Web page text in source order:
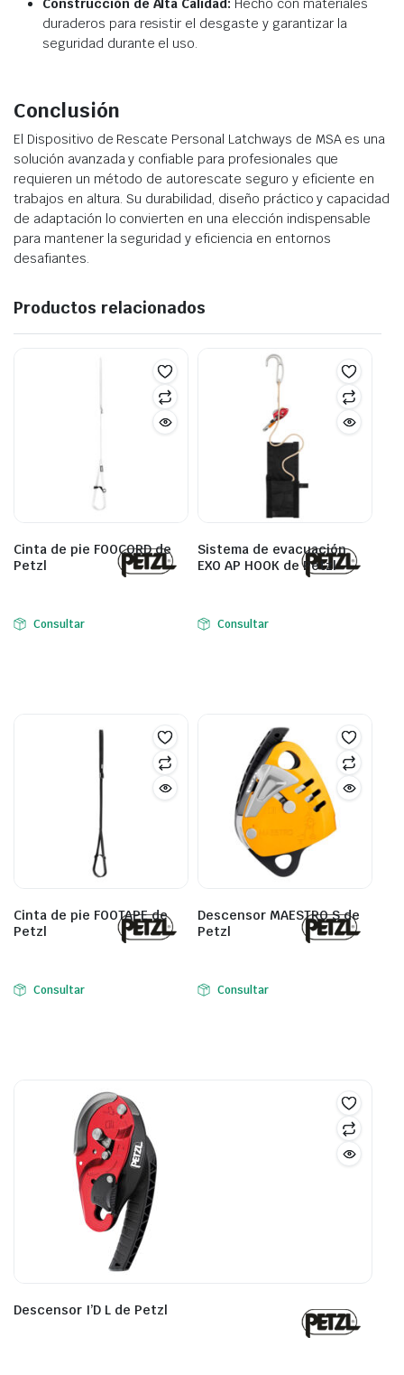
Construcción de Alta Calidad: Hecho con materiales
duraderos para resistir el desgaste y garantizar la
seguridad durante el uso.
Conclusión
El Dispositivo de Rescate Personal Latchways de MSA es una
solución avanzada y confiable para profesionales que
requieren un método de autorescate seguro y eficiente en
trabajos en altura. Su durabilidad, diseño práctico y capacidad
de adaptación lo convierten en una elección indispensable
para mantener la seguridad y eficiencia en entornos
desafiantes.
Productos relacionados
Cinta de pie FOOCORD de
Petzl
Consultar
Sistema de evacuación
EXO AP HOOK de Petzl
Consultar
Cinta de pie FOOTAPE de
Petzl
Consultar
Descensor MAESTRO S de
Petzl
Consultar
Descensor I’D L de Petzl